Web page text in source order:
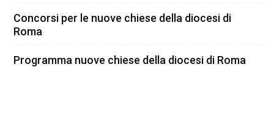
Concorsi per le nuove chiese della diocesi di
Roma
Programma nuove chiese della diocesi di Roma